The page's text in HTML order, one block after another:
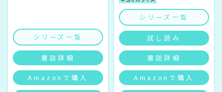
シリーズ一覧
書誌詳細
Amazonで購入
シリーズ一覧
試し読み
書誌詳細
Amazonで購入